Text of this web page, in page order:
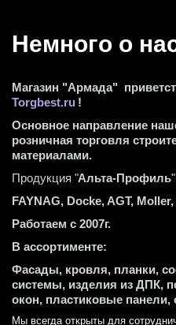
Немного о
Torgbest.ru !
Основное направление
розничная торговля
материалами.
Продукция "Альта-Профиль
FAYNAG, Docke, AGT,
Работаем с 2007г.
В ассортименте:
Фасады, кровля, планки,
системы, изделия из ДПК,
окон, пластиковые панели,
Мы всегда открыты для